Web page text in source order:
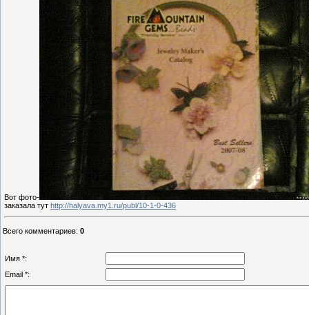
Вот фото-
заказала тут http://halyava.my1.ru/publ/10-1-0-436
Всего комментариев: 0
Имя *:
Email *: